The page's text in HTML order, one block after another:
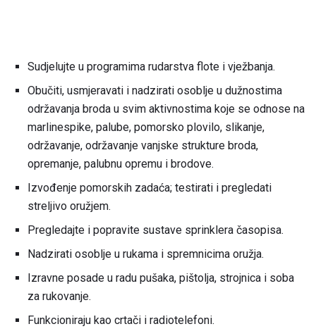
Sudjelujte u programima rudarstva flote i vježbanja.
Obučiti, usmjeravati i nadzirati osoblje u dužnostima
održavanja broda u svim aktivnostima koje se odnose na
marlinespike, palube, pomorsko plovilo, slikanje,
održavanje, održavanje vanjske strukture broda,
opremanje, palubnu opremu i brodove.
Izvođenje pomorskih zadaća; testirati i pregledati
streljivo oružjem.
Pregledajte i popravite sustave sprinklera časopisa.
Nadzirati osoblje u rukama i spremnicima oružja.
Izravne posade u radu pušaka, pištolja, strojnica i soba
za rukovanje.
Funkcioniraju kao crtači i radiotelefoni.